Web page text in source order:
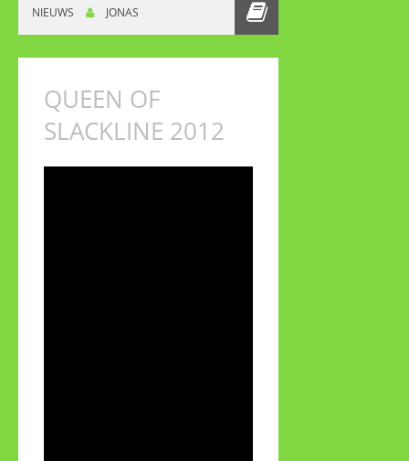
SLACKLINE 2012
NIEUWS JONAS
QUEEN OF
SLACKLINE 2012